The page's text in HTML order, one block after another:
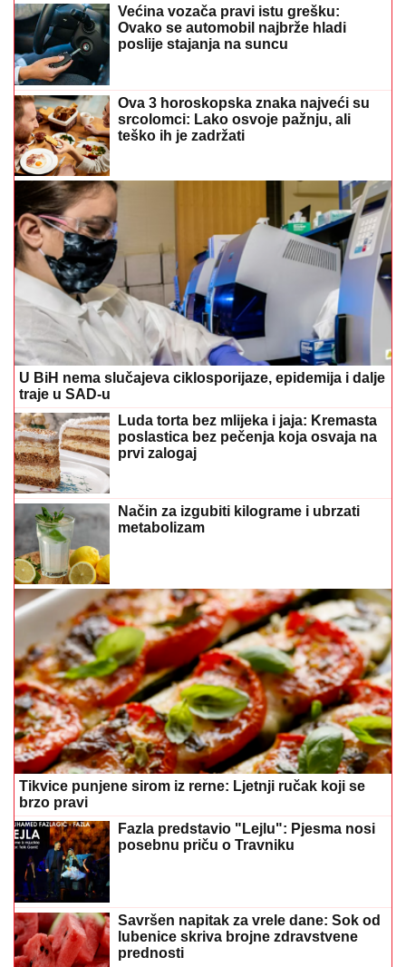
Većina vozača pravi istu grešku:
Ovako se automobil najbrže hladi
poslije stajanja na suncu
Ova 3 horoskopska znaka najveći su
srcolomci: Lako osvoje pažnju, ali
teško ih je zadržati
U BiH nema slučajeva ciklosporijaze, epidemija i dalje
traje u SAD-u
Luda torta bez mlijeka i jaja: Kremasta
poslastica bez pečenja koja osvaja na
prvi zalogaj
Način za izgubiti kilograme i ubrzati
metabolizam
Tikvice punjene sirom iz rerne: Ljetnji ručak koji se
brzo pravi
Fazla predstavio "Lejlu": Pjesma nosi
posebnu priču o Travniku
Savršen napitak za vrele dane: Sok od
lubenice skriva brojne zdravstvene
prednosti